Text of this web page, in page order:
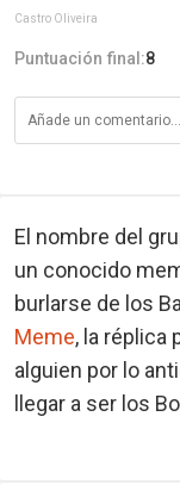
Castro Oliveira
Puntuación final:8
El nombre del
un conocido
burlarse de los
Meme, la réplica
alguien por lo
llegar a ser los